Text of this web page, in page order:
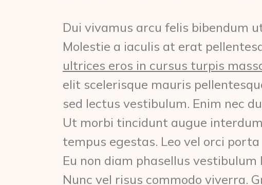
Dui vivamus arcu felis bibendum
Molestie a iaculis at erat
ultrices eros in cursus turpis
elit scelerisque mauris
sed lectus vestibulum. Enim nec
Ut morbi tincidunt augue
tempus egestas. Leo vel orci
Eu non diam phasellus
Nunc vel risus commodo viverra.